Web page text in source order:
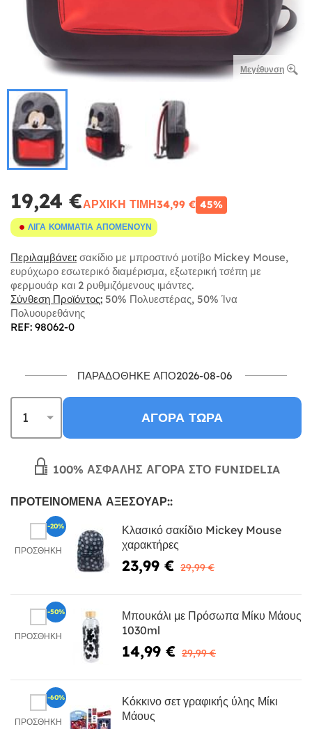
Μεγέθυνση
19,24 €ΑΡΧΙΚΉ ΤΙΜΉ34,99 € 45%
ΛΊΓΑ ΚΟΜΜΆΤΙΑ ΑΠΟΜΈΝΟΥΝ
Περιλαμβάνει: σακίδιο με μπροστινό μοτίβο Mickey Mouse,
ευρύχωρο εσωτερικό διαμέρισμα, εξωτερική τσέπη με
φερμουάρ και 2 ρυθμιζόμενους ιμάντες.
Σύνθεση Προϊόντος: 50% Πολυεστέρας, 50% Ίνα
Πολυουρεθάνης
REF: 98062-0
ΠΑΡΑΔΌΘΗΚΕ ΑΠΌ2026-08-06
ΑΓΟΡΆ ΤΏΡΑ
100% ΑΣΦΑΛΉΣ ΑΓΟΡΆ ΣΤΟ FUNIDELIA
ΠΡΟΤΕΙΝΌΜΕΝΑ ΑΞΕΣΟΥΆΡ::
ΠΡΟΣΘΉΚΗ
Κλασικό σακίδιο Mickey Mouse
χαρακτήρες
23,99 € 29,99 €
-20%
ΠΡΟΣΘΉΚΗ
Μπουκάλι με Πρόσωπα Μίκυ Μάους
1030ml
14,99 € 29,99 €
-50%
ΠΡΟΣΘΉΚΗ
Κόκκινο σετ γραφικής ύλης Μίκι
Μάους
-60%